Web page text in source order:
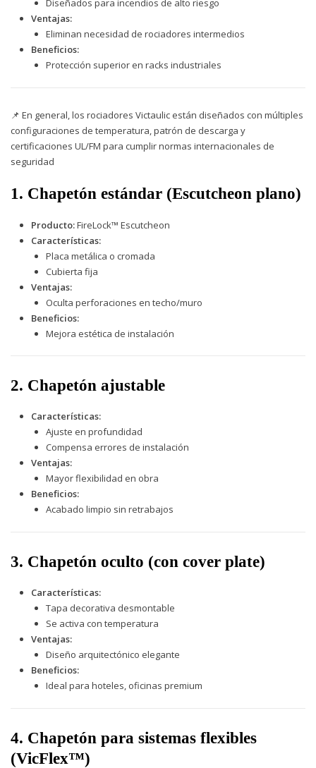
Diseñados para incendios de alto riesgo
Ventajas:
Eliminan necesidad de rociadores intermedios
Beneficios:
Protección superior en racks industriales
📌 En general, los rociadores Victaulic están diseñados con múltiples
configuraciones de temperatura, patrón de descarga y
certificaciones UL/FM para cumplir normas internacionales de
seguridad
1. Chapetón estándar (Escutcheon plano)
Producto:FireLock™ Escutcheon
Características:
Placa metálica o cromada
Cubierta fija
Ventajas:
Oculta perforaciones en techo/muro
Beneficios:
Mejora estética de instalación
2. Chapetón ajustable
Características:
Ajuste en profundidad
Compensa errores de instalación
Ventajas:
Mayor flexibilidad en obra
Beneficios:
Acabado limpio sin retrabajos
3. Chapetón oculto (con cover plate)
Características:
Tapa decorativa desmontable
Se activa con temperatura
Ventajas:
Diseño arquitectónico elegante
Beneficios:
Ideal para hoteles, oficinas premium
4. Chapetón para sistemas flexibles
(VicFlex™)